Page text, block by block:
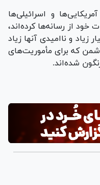
و اسرائیلی‌ها
خود از رسانه‌ها کرده‌اند،
و ناامیدی آنها زیاد
که برای مأموریت‌های
شده‌اند.